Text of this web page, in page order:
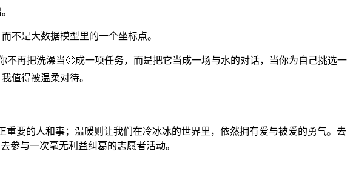
不是大数据模型里的一个坐标点。
再把洗澡当🙂成一项任务，而是把它当成一场与水的对话，当你为自己挑选一
值得被温柔对待。
重要的人和事；温暖则让我们在冷冰冰的世界里，依然拥有爱与被爱的勇气。去
参与一次毫无利益纠葛的志愿者活动。